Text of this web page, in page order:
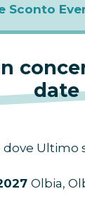
Sconto
date
Ultimo
Olbia,